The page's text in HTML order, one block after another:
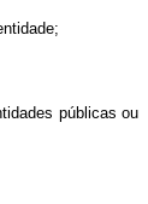
públicas ou